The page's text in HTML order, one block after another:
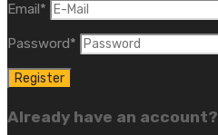
Email*
Password*
Already have an account?